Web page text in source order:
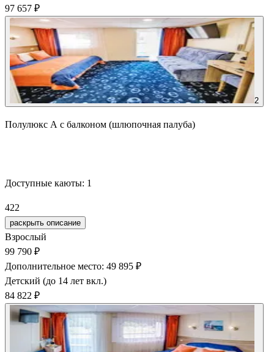
97 657 ₽
2
Полулюкс А с балконом (шлюпочная палуба)
Доступные каюты: 1
422
раскрыть описание
Взрослый
99 790 ₽
Дополнительное место: 49 895 ₽
Детский (до 14 лет вкл.)
84 822 ₽